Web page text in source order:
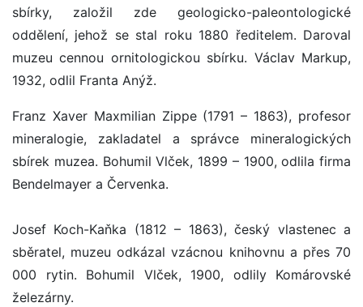
sbírky, založil zde geologicko-paleontologické
oddělení, jehož se stal roku 1880 ředitelem. Daroval
muzeu cennou ornitologickou sbírku. Václav Markup,
1932, odlil Franta Anýž.
Franz Xaver Maxmilian Zippe (1791 – 1863), profesor
mineralogie, zakladatel a správce mineralogických
sbírek muzea. Bohumil Vlček, 1899 – 1900, odlila firma
Bendelmayer a Červenka.
Josef Koch-Kaňka (1812 – 1863), český vlastenec a
sběratel, muzeu odkázal vzácnou knihovnu a přes 70
000 rytin. Bohumil Vlček, 1900, odlily Komárovské
železárny.